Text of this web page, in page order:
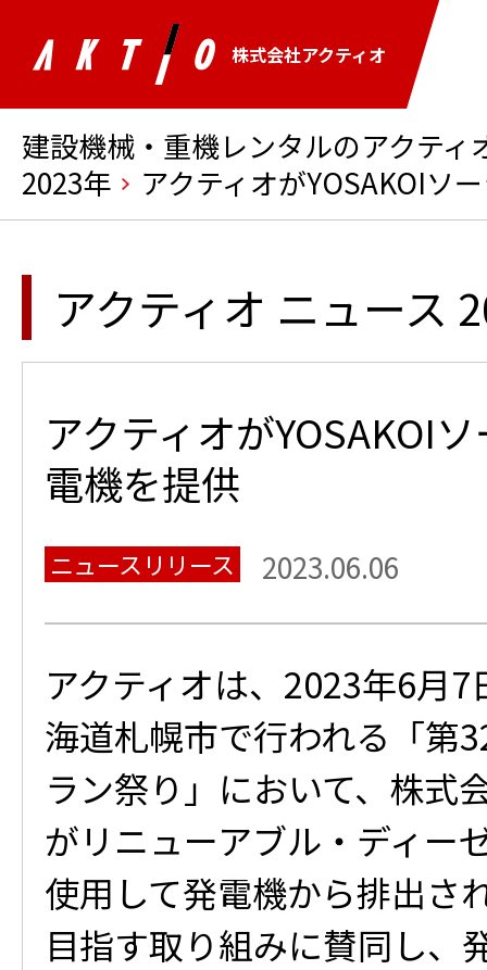
株式会社アクティオ
建設機械・重機レンタルのアクティ
2023年
アクティオがYOSAKOIソ
アクティオ ニュース
アクティオがYOSAKOI
電機を提供
ニュースリリース 2023.06.06
アクティオは、2023年6月
海道札幌市で行われる「第
ラン祭り」において、株式
がリニューアブル・ディー
使用して発電機から排出さ
目指す取り組みに賛同し、